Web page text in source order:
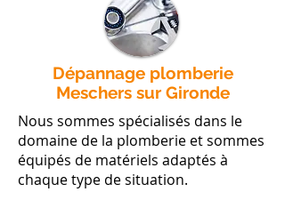
Dépannage plomberie
Meschers sur Gironde
Nous sommes spécialisés dans le
domaine de la plomberie et sommes
équipés de matériels adaptés à
chaque type de situation.